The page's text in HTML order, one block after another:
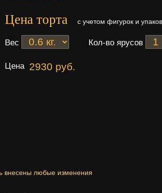
Цена торта с учетом фигурок и
Вес Кол-во ярусов
Цена 2930 руб.
внесены любые изменения